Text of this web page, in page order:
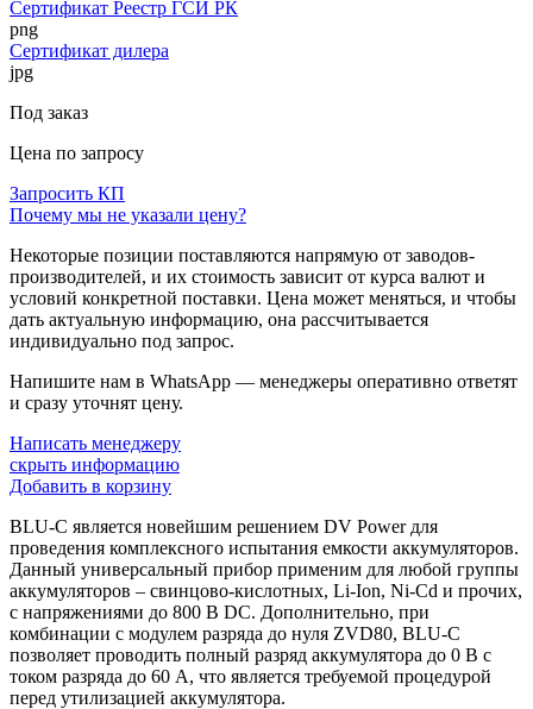
Сертификат Реестр ГСИ РК
png
Сертификат дилера
jpg
Под заказ
Цена по запросу
Запросить КП
Почему мы не указали цену?
Некоторые позиции поставляются напрямую от заводов-
производителей, и их стоимость зависит от курса валют и
условий конкретной поставки. Цена может меняться, и чтобы
дать актуальную информацию, она рассчитывается
индивидуально под запрос.
Напишите нам в WhatsApp — менеджеры оперативно ответят
и сразу уточнят цену.
Написать менеджеру
скрыть информацию
Добавить в корзину
BLU-C является новейшим решением DV Power для
проведения комплексного испытания емкости аккумуляторов.
Данный универсальный прибор применим для любой группы
аккумуляторов – свинцово-кислотных, Li-Ion, Ni-Cd и прочих,
с напряжениями до 800 В DC. Дополнительно, при
комбинации с модулем разряда до нуля ZVD80, BLU-C
позволяет проводить полный разряд аккумулятора до 0 В с
током разряда до 60 А, что является требуемой процедурой
перед утилизацией аккумулятора.